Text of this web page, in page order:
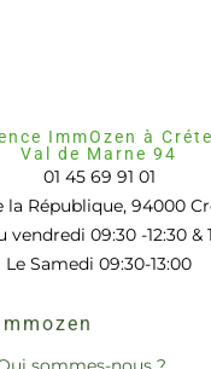
ImmOzen à
Val de Marne 94
01 45 69 91 01
la République, 94000
09:30 -12:30 &
Le Samedi 09:30-13:00
Immozen